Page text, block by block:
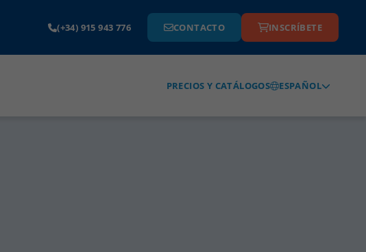
(+34) 915 943 776 CONTACTO INSCRÍBETE
PRECIOS Y CATÁLOGOS ESPAÑOL